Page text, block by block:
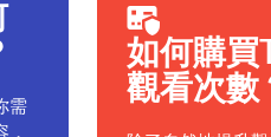
需
如何購買
觀看次數